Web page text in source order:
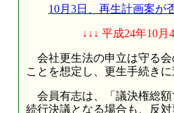
10月3日、再生計画案が
↓↓↓ 平成24年10月4日
会社更生法の申立は守る会
ことを想定し、更生手続き
会員有志は、「議決権総額
続行決議となる場合も、反